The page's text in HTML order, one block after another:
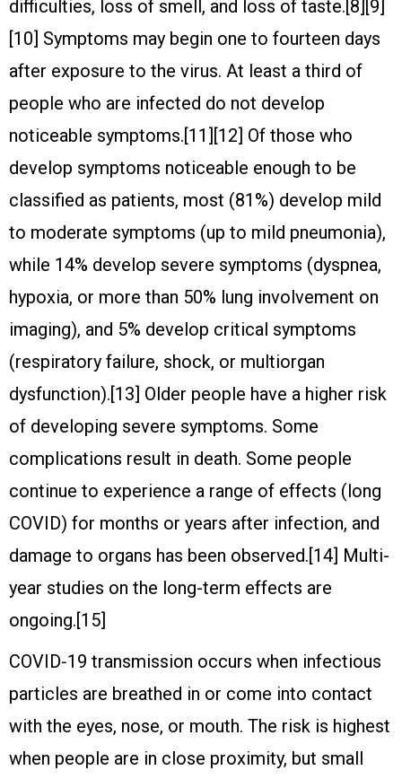
difficulties, loss of smell, and loss of taste.[8][9]
[10] Symptoms may begin one to fourteen days
after exposure to the virus. At least a third of
people who are infected do not develop
noticeable symptoms.[11][12] Of those who
develop symptoms noticeable enough to be
classified as patients, most (81%) develop mild
to moderate symptoms (up to mild pneumonia),
while 14% develop severe symptoms (dyspnea,
hypoxia, or more than 50% lung involvement on
imaging), and 5% develop critical symptoms
(respiratory failure, shock, or multiorgan
dysfunction).[13] Older people have a higher risk
of developing severe symptoms. Some
complications result in death. Some people
continue to experience a range of effects (long
COVID) for months or years after infection, and
damage to organs has been observed.[14] Multi-
year studies on the long-term effects are
ongoing.[15]
COVID‑19 transmission occurs when infectious
particles are breathed in or come into contact
with the eyes, nose, or mouth. The risk is highest
when people are in close proximity, but small